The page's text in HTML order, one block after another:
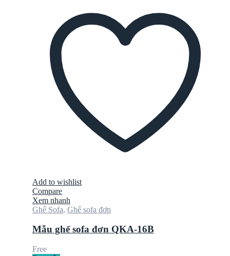
Add to wishlist
Compare
Xem nhanh
Ghế Sofa, Ghế sofa đơn
Mẫu ghế sofa đơn QKA-16B
Free